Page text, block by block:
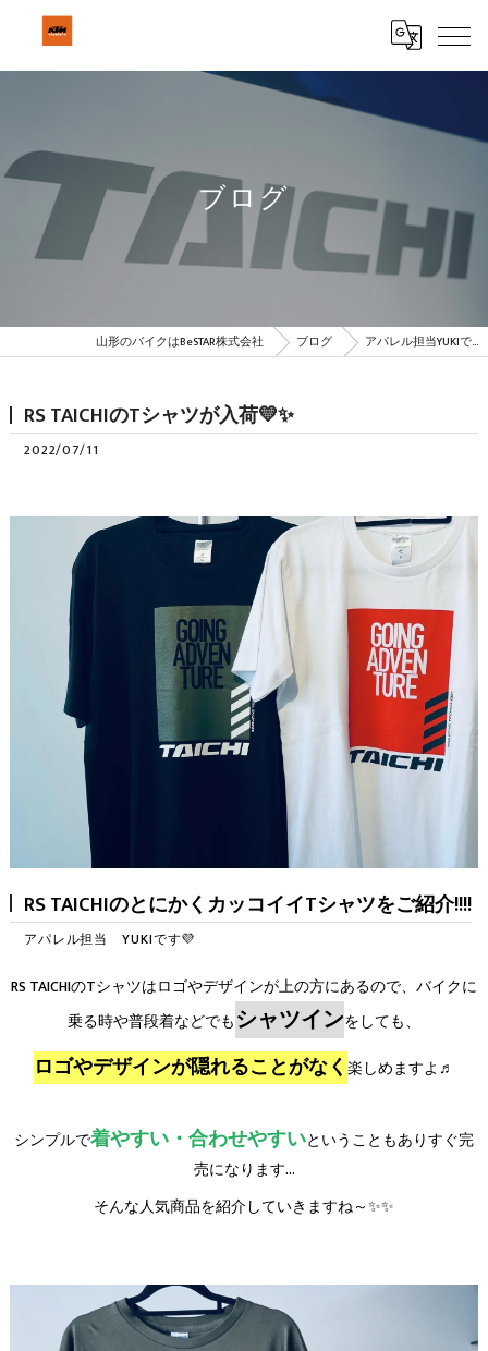
ブログ
山形のバイクはBeSTAR株式会社 ブログ アパレル担当YUKIで…
RS TAICHIのTシャツが入荷💛✨
2022/07/11
RS TAICHIのとにかくカッコイイTシャツをご紹介!!!!
アパレル担当 YUKIです💜
RS TAICHIのTシャツはロゴやデザインが上の方にあるので、バイクに
乗る時や普段着などでもシャツインをしても、
ロゴやデザインが隠れることがなく 楽しめますよ♬
シンプルで着やすい・合わせやすいということもありすぐ完
売になります…
そんな人気商品を紹介していきますね～✨✨